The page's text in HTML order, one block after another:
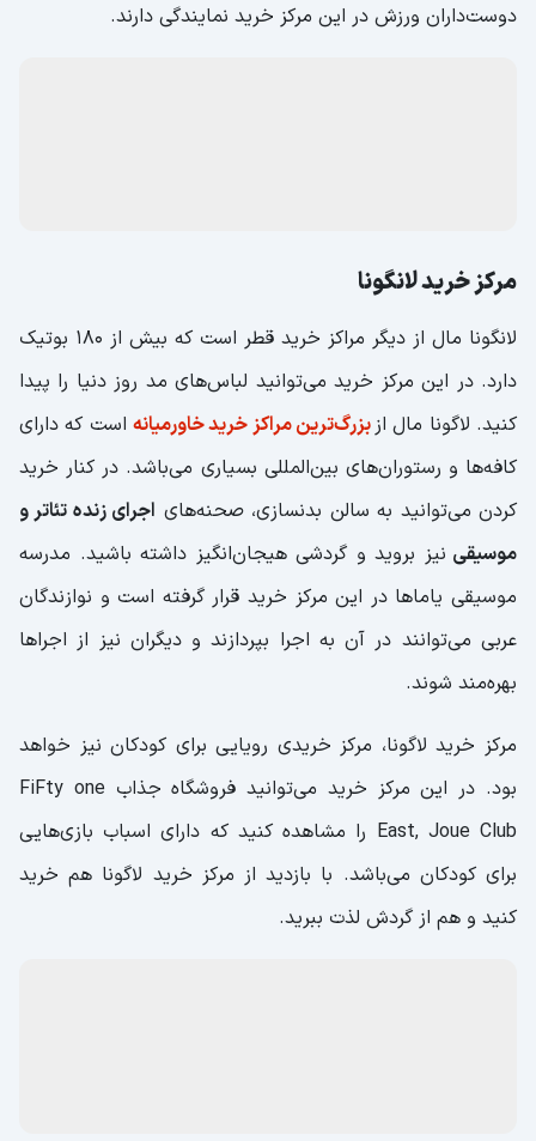
دوست‌داران ورزش در این مرکز خرید نمایندگی دارند.
مرکز خرید لانگونا
لانگونا مال از دیگر مراکز خرید قطر است که بیش از 180 بوتیک
دارد. در این مرکز خرید می‌توانید لباس‌های مد روز دنیا را پیدا
کنید. لاگونا مال ازبزرگ‌ترین مراکز خرید خاورمیانه است که دارای
کافه‌ها و رستوران‌های بین‌المللی بسیاری می‌باشد. در کنار خرید
کردن می‌توانید به سالن بدنسازی، صحنه‌های اجرای زنده تئاتر و
موسیقی نیز بروید و گردشی هیجان‌انگیز داشته باشید. مدرسه
موسیقی یاماها در این مرکز خرید قرار گرفته است و نوازندگان
عربی می‌توانند در آن به اجرا بپردازند و دیگران نیز از اجراها
بهره‌مند شوند.
مرکز خرید لاگونا، مرکز خریدی رویایی برای کودکان نیز خواهد
بود. در این مرکز خرید می‌توانید فروشگاه جذاب FiFty one
East, Joue Club را مشاهده کنید که دارای اسباب بازی‌هایی
برای کودکان می‌باشد. با بازدید از مرکز خرید لاگونا هم خرید
کنید و هم از گردش لذت ببرید.